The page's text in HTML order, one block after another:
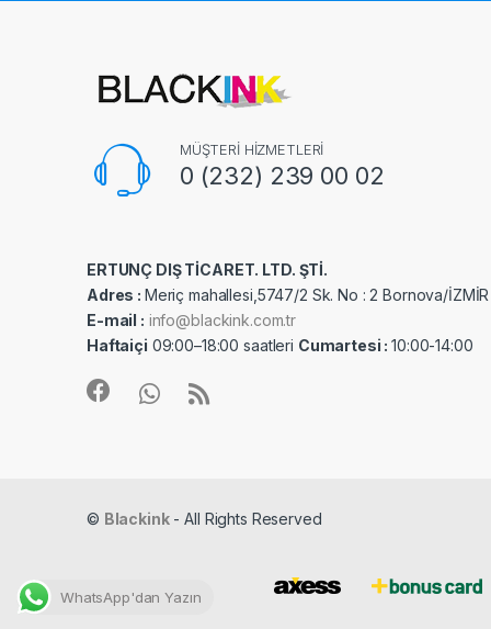
MÜŞTERİ HİZMETLERİ
0 (232) 239 00 02
ERTUNÇ DIŞ TİCARET. LTD. ŞTİ.
Adres : Meriç mahallesi,5747/2 Sk. No : 2 Bornova/İZMİR
E-mail : info@blackink.com.tr
Haftaiçi 09:00–18:00 saatleri Cumartesi :10:00-14:00
© Blackink- All Rights Reserved
WhatsApp'dan Yazın